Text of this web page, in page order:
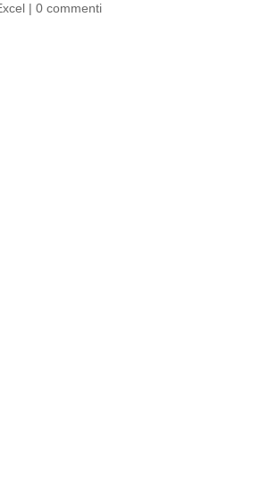
| 0 commenti